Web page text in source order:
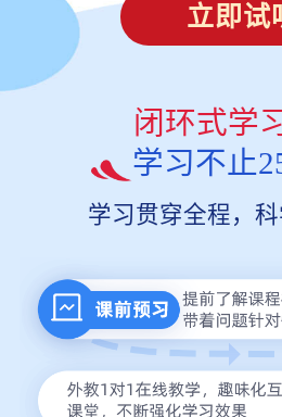
立即试
闭环式学
学习不止
学习贯穿全程，